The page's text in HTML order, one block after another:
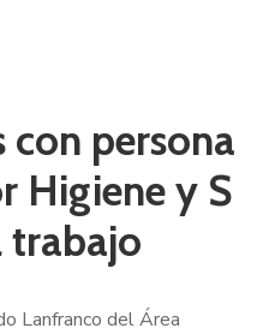
con persona
Higiene y S
trabajo
Lanfranco del Área